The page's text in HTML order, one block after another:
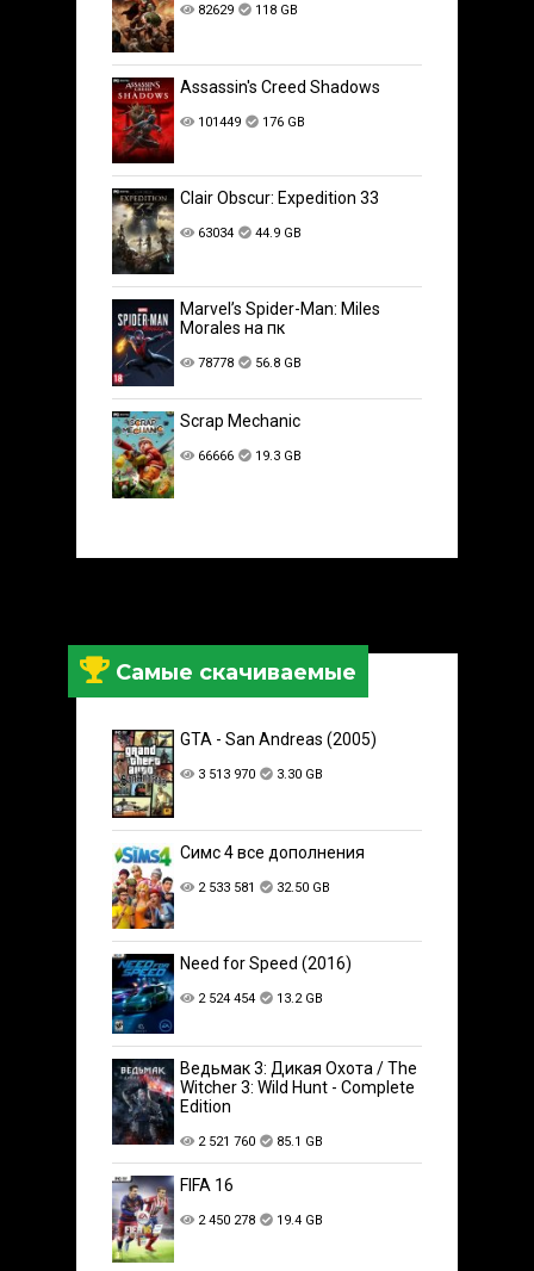
82629 118 GB
Assassin's Creed Shadows
101449 176 GB
Clair Obscur: Expedition 33
63034 44.9 GB
Marvel’s Spider-Man: Miles
Morales на пк
78778 56.8 GB
Scrap Mechanic
66666 19.3 GB
Самые скачиваемые
GTA - San Andreas (2005)
3 513 970 3.30 GB
Симс 4 все дополнения
2 533 581 32.50 GB
Need for Speed (2016)
2 524 454 13.2 GB
Ведьмак 3: Дикая Охота / The
Witcher 3: Wild Hunt - Complete
Edition
2 521 760 85.1 GB
FIFA 16
2 450 278 19.4 GB